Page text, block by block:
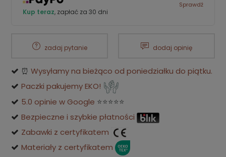
Kup teraz, zapłać za 30 dni
Sprawdź
zadaj pytanie dodaj opinię
⏰ Wysyłamy na bieżąco od poniedziałku do piątku.
Paczki pakujemy EKO!
5.0 opinie w Google ⭐⭐⭐⭐⭐
Bezpieczne i szybkie płatności
Zabawki z certyfikatem
Materiały z certyfikatem